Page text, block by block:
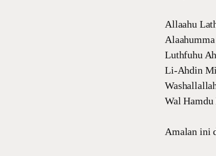
Allaahu
Luthfuhu
Li-Ahdin
Wal
Amalan ini